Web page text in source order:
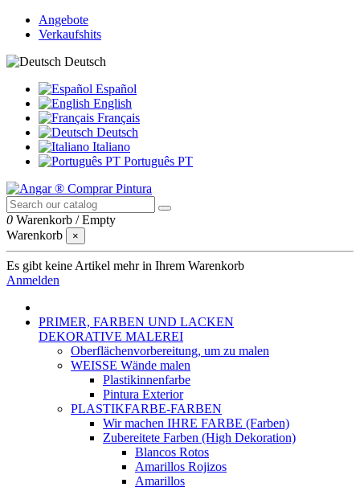
Angebote
Verkaufshits
Deutsch
Español
English
Français
Deutsch
Italiano
Português PT
0 Warenkorb /Empty
Warenkorb
×
Es gibt keine Artikel mehr in Ihrem Warenkorb
Anmelden
PRIMER, FARBEN UND LACKEN
DEKORATIVE MALEREI
Oberflächenvorbereitung, um zu malen
WEISSE Wände malen
Plastikinnenfarbe
Pintura Exterior
PLASTIKFARBE-FARBEN
Wir machen IHRE FARBE (Farben)
Zubereitete Farben (High Dekoration)
Blancos Rotos
Amarillos Rojizos
Amarillos